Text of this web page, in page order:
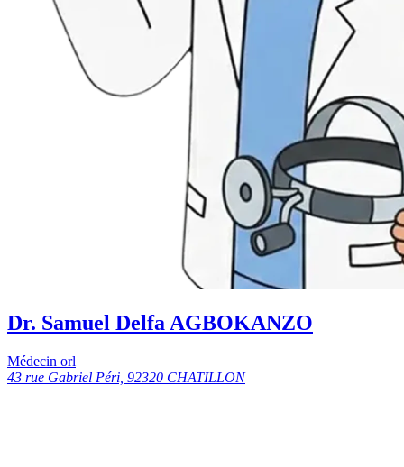
Dr. Samuel Delfa AGBOKANZO
Médecin orl
43 rue Gabriel Péri, 92320 CHATILLON